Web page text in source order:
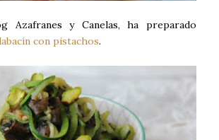
Azafranes y Canelas, ha preparado
con pistachos.